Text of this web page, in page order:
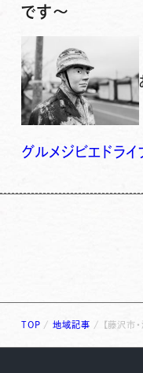
です〜
グルメ ジビエ ドライ
TOP /地域記事 / 【藤沢市